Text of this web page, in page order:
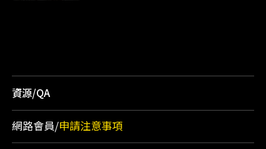
資源/QA
網路會員/申請注意事項